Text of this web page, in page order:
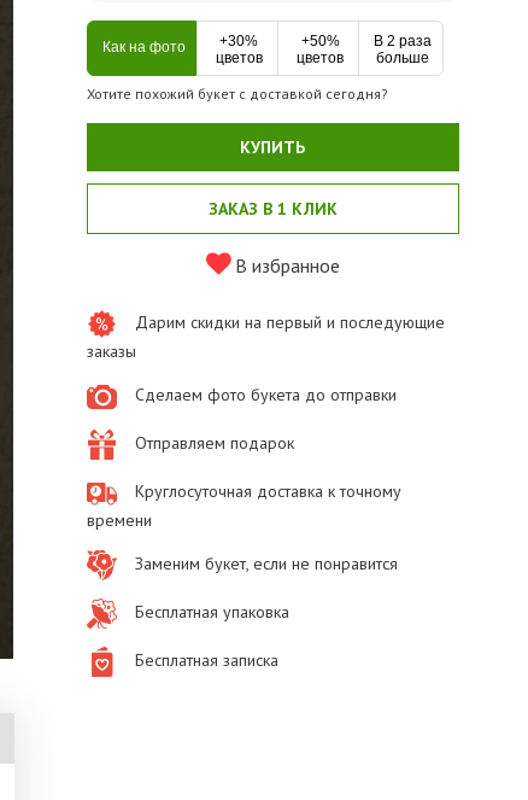
Как на фото
+30%
цветов
+50%
цветов
В 2 раза
больше
Хотите похожий букет с доставкой сегодня?
КУПИТЬ
ЗАКАЗ В 1 КЛИК
В избранное
Дарим скидки на первый и последующие
заказы
Сделаем фото букета до отправки
Отправляем подарок
Круглосуточная доставка к точному
времени
Заменим букет, если не понравится
Бесплатная упаковка
Бесплатная записка